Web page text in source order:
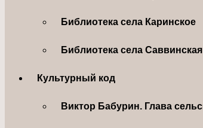
Библиотека села Каринское
Библиотека села
Культурный код
Виктор Бабурин. Глава